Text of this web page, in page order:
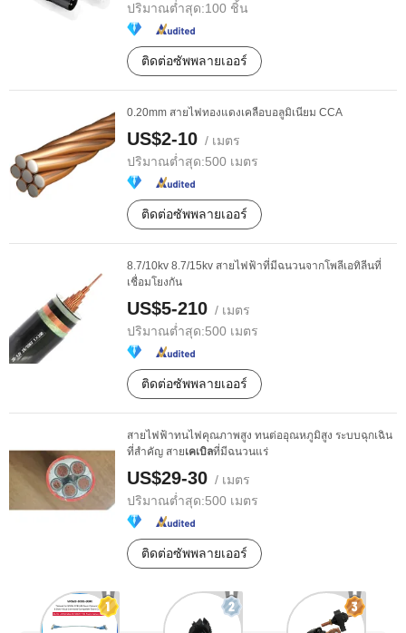
ปริมาณต่ำสุด:100 ชิ้น
ติดต่อซัพพลายเออร์
0.20mm สายไฟทองแดงเคลือบอลูมิเนียม CCA
US$2-10 / เมตร
ปริมาณต่ำสุด:500 เมตร
ติดต่อซัพพลายเออร์
8.7/10kv 8.7/15kv สายไฟฟ้าที่มีฉนวนจากโพลีเอทิลีนที่
เชื่อมโยงกัน
US$5-210 / เมตร
ปริมาณต่ำสุด:500 เมตร
ติดต่อซัพพลายเออร์
สายไฟฟ้าทนไฟคุณภาพสูง ทนต่ออุณหภูมิสูง ระบบฉุกเฉิน
ที่สำคัญ สายเคเบิลที่มีฉนวนแร่
US$29-30 / เมตร
ปริมาณต่ำสุด:500 เมตร
ติดต่อซัพพลายเออร์